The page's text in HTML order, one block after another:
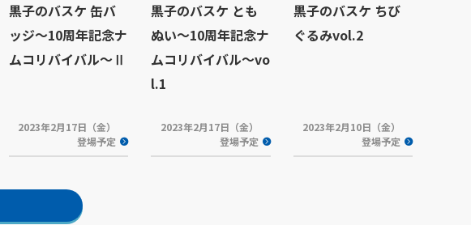
黒子のバスケ 缶バ
ッジ～10周年記念ナ
ムコリバイバル～Ⅱ
2023年2月17日（金）
登場予定
黒子のバスケ とも
ぬい～10周年記念ナ
ムコリバイバル～vo
l.1
2023年2月17日（金）
登場予定
黒子のバスケ ちび
ぐるみvol.2
2023年2月10日（金）
登場予定